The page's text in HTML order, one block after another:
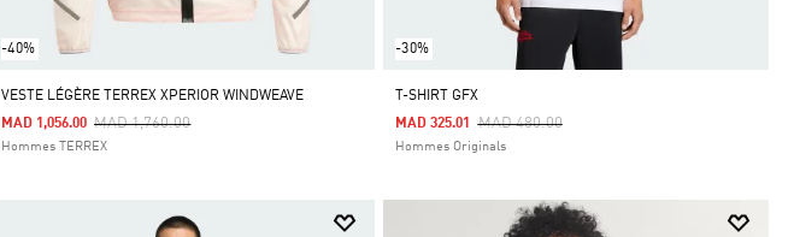
-40%
VESTE LÉGÈRE TERREX XPERIOR WINDWEAVE
Price Reduced From
MAD 1,760.00To
MAD 1,056.00
Hommes TERREX
-30%
T-SHIRT GFX
Price Reduced From
MAD 480.00To
MAD 325.01
Hommes Originals